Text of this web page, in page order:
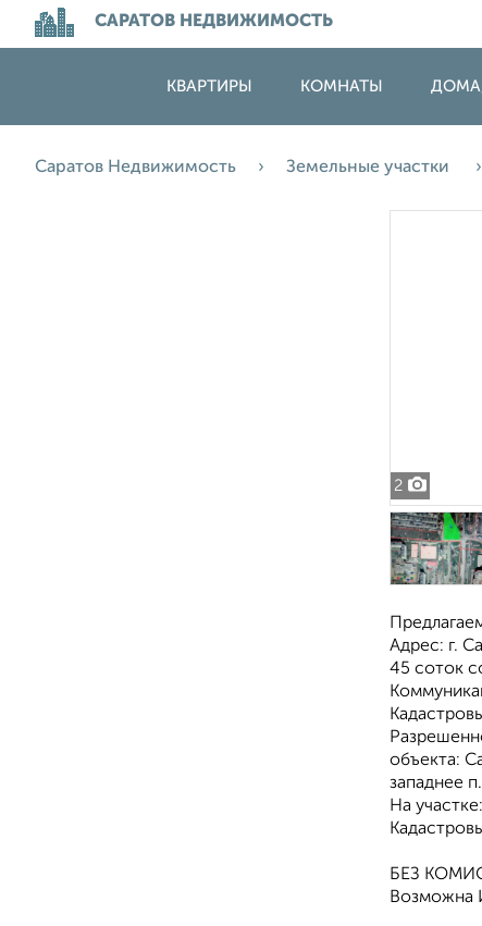
САРАТОВ НЕДВИЖИМОСТЬ
КВАРТИРЫ КОМНАТЫ
Саратов Недвижимость Земельные участки
2
Адрес: г.
45 соток
объекта:
западнее
На
БЕЗ
Возможна